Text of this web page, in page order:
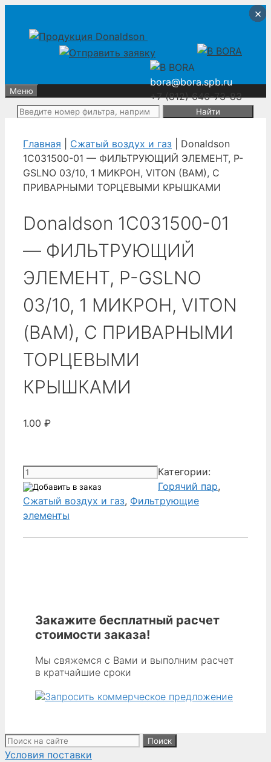
содержимому
содержимому
bora@bora.spb.ru
+7 (812) 646-73-83
Меню
Поиск:
Главная Сжатый воздух и газ | Donaldson
1C031500-01 — ФИЛЬТРУЮЩИЙ ЭЛЕМЕНТ, P-
GSLNO 03/10, 1 МИКРОН, VITON (BAM), С
ПРИВАРНЫМИ ТОРЦЕВЫМИ КРЫШКАМИ
Donaldson 1C031500-01
— ФИЛЬТРУЮЩИЙ
ЭЛЕМЕНТ, P-GSLNO
03/10, 1 МИКРОН, VITON
(BAM), С ПРИВАРНЫМИ
ТОРЦЕВЫМИ
КРЫШКАМИ
1.00 ₽
Количество
товара
Donaldson
1C031500-
03/10,
1 МИКРОН,
(BAM),
ПРИВАРНЫМИ
ТОРЦЕВЫМИ
Категории:
Горячий пар,
Сжатый воздух и газ, Фильтрующие
элементы
Закажите бесплатный расчет
стоимости заказа!
Мы свяжемся с Вами и выполним расчет
в кратчайшие сроки
Поиск:
Условия поставки
×
×
×
×